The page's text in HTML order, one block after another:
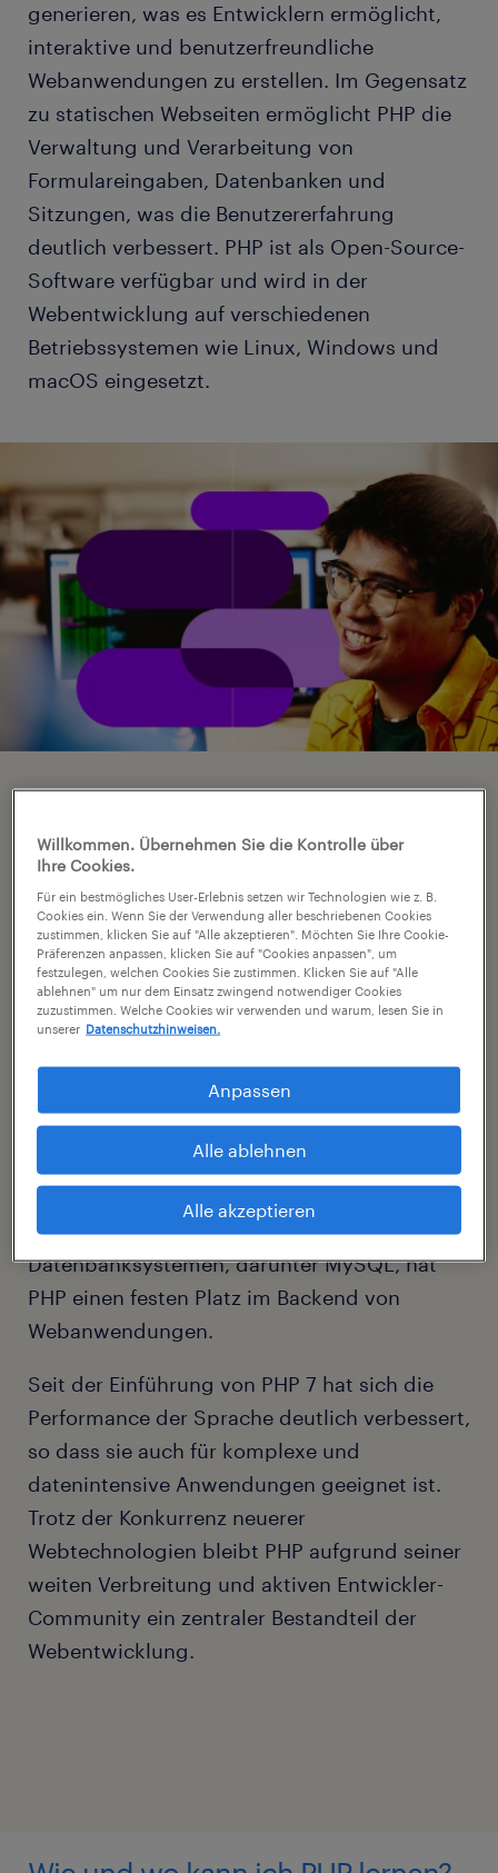
generieren, was es Entwicklern ermöglicht,
interaktive und benutzerfreundliche
Webanwendungen zu erstellen. Im Gegensatz
zu statischen Webseiten ermöglicht PHP die
Verwaltung und Verarbeitung von
Formulareingaben, Datenbanken und
Sitzungen, was die Benutzererfahrung
deutlich verbessert. PHP ist als Open-Source-
Software verfügbar und wird in der
Webentwicklung auf verschiedenen
Betriebssystemen wie Linux, Windows und
macOS eingesetzt.
Welche Bedeutung hat PHP
heute?
PHP ist ein bedeutendes Werkzeug in der
Webentwicklung und wird weltweit auf
Millionen von Websites verwendet. Es ist
besonders in Content-Management-
Systemen (CMS) wieWordPressund Joomla
sowie in beliebten Webanwendungen wie
Wikipedia im Einsatz. Durch seine Flexibilität
und leichte Integration mit verschiedenen
Datenbanksystemen, darunter MySQL, hat
PHP einen festen Platz im Backend von
Webanwendungen.
Seit der Einführung von PHP 7 hat sich die
Performance der Sprache deutlich verbessert,
so dass sie auch für komplexe und
datenintensive Anwendungen geeignet ist.
Trotz der Konkurrenz neuerer
Webtechnologien bleibt PHP aufgrund seiner
weiten Verbreitung und aktiven Entwickler-
Community ein zentraler Bestandteil der
Webentwicklung.
Willkommen. Übernehmen Sie die Kontrolle über
Ihre Cookies.
Für ein bestmögliches User-Erlebnis setzen wir Technologien wie z. B.
Cookies ein. Wenn Sie der Verwendung aller beschriebenen Cookies
zustimmen, klicken Sie auf "Alle akzeptieren". Möchten Sie Ihre Cookie-
Präferenzen anpassen, klicken Sie auf "Cookies anpassen", um
festzulegen, welchen Cookies Sie zustimmen. Klicken Sie auf "Alle
ablehnen" um nur dem Einsatz zwingend notwendiger Cookies
zuzustimmen. Welche Cookies wir verwenden und warum, lesen Sie in
unserer Datenschutzhinweisen.
Anpassen
Alle ablehnen
Alle akzeptieren